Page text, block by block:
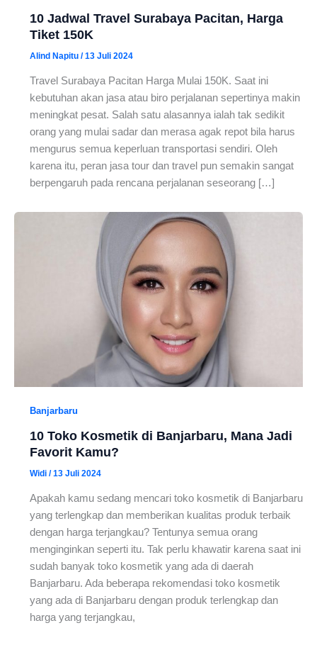
10 Jadwal Travel Surabaya Pacitan, Harga
Tiket 150K
Alind Napitu /13 Juli 2024
Travel Surabaya Pacitan Harga Mulai 150K. Saat ini
kebutuhan akan jasa atau biro perjalanan sepertinya makin
meningkat pesat. Salah satu alasannya ialah tak sedikit
orang yang mulai sadar dan merasa agak repot bila harus
mengurus semua keperluan transportasi sendiri. Oleh
karena itu, peran jasa tour dan travel pun semakin sangat
berpengaruh pada rencana perjalanan seseorang […]
Banjarbaru
10 Toko Kosmetik di Banjarbaru, Mana Jadi
Favorit Kamu?
Widi /13 Juli 2024
Apakah kamu sedang mencari toko kosmetik di Banjarbaru
yang terlengkap dan memberikan kualitas produk terbaik
dengan harga terjangkau? Tentunya semua orang
menginginkan seperti itu. Tak perlu khawatir karena saat ini
sudah banyak toko kosmetik yang ada di daerah
Banjarbaru. Ada beberapa rekomendasi toko kosmetik
yang ada di Banjarbaru dengan produk terlengkap dan
harga yang terjangkau,